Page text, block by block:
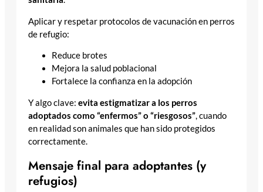
Aplicar y respetar protocolos de vacunación en perros
de refugio:
Reduce brotes
Mejora la salud poblacional
Fortalece la confianza en la adopción
Y algo clave: evita estigmatizar a los perros
adoptados como “enfermos” o “riesgosos”, cuando
en realidad son animales que han sido protegidos
correctamente.
Mensaje final para adoptantes (y
refugios)